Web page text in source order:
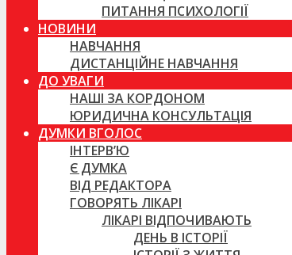
ПИТАННЯ ПСИХОЛОГІЇ
НОВИНИ
НАВЧАННЯ
ДИСТАНЦІЙНЕ НАВЧАННЯ
ДО УВАГИ
НАШІ ЗА КОРДОНОМ
ЮРИДИЧНА КОНСУЛЬТАЦІЯ
ДУМКИ ВГОЛОС
ІНТЕРВ’Ю
Є ДУМКА
ВІД РЕДАКТОРА
ГОВОРЯТЬ ЛІКАРІ
ЛІКАРІ ВІДПОЧИВАЮТЬ
ДЕНЬ В ІСТОРІЇ